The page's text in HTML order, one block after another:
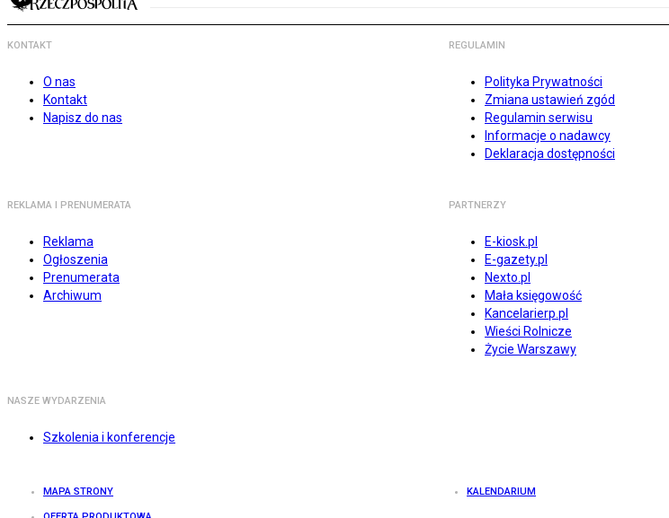
KONTAKT
O nas
Kontakt
Napisz do nas
REGULAMIN
Polityka Prywatności
Zmiana ustawień zgód
Regulamin serwisu
Informacje o nadawcy
Deklaracja dostępności
REKLAMA I PRENUMERATA
Reklama
Ogłoszenia
Prenumerata
Archiwum
PARTNERZY
E-kiosk.pl
E-gazety.pl
Nexto.pl
Mała księgowość
Kancelarierp.pl
Wieści Rolnicze
Życie Warszawy
NASZE WYDARZENIA
Szkolenia i konferencje
MAPA STRONY KALENDARIUM